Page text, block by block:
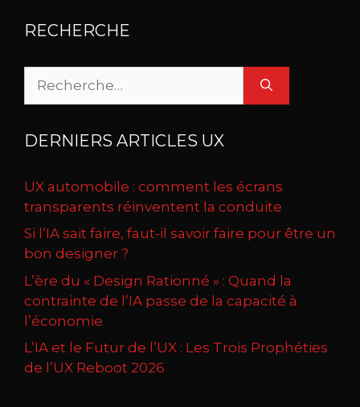
RECHERCHE
DERNIERS ARTICLES UX
UX automobile : comment les écrans
transparents réinventent la conduite
Si l’IA sait faire, faut-il savoir faire pour être un
bon designer ?
L’ère du « Design Rationné » : Quand la
contrainte de l’IA passe de la capacité à
l’économie
L’IA et le Futur de l’UX : Les Trois Prophéties
de l’UX Reboot 2026